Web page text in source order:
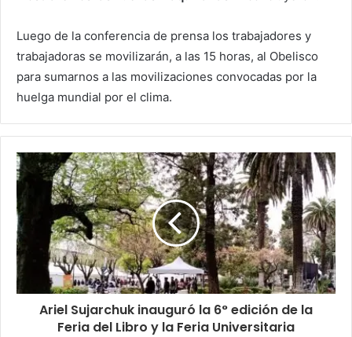
Luego de la conferencia de prensa los trabajadores y
trabajadoras se movilizarán, a las 15 horas, al Obelisco
para sumarnos a las movilizaciones convocadas por la
huelga mundial por el clima.
Ariel Sujarchuk inauguró la 6° edición de la
Feria del Libro y la Feria Universitaria